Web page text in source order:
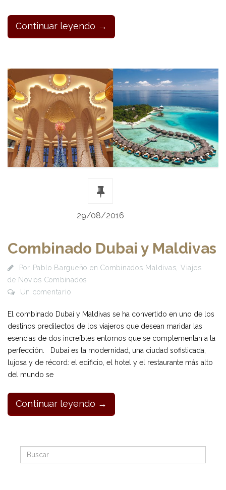
Continuar leyendo →
29/08/2016
Combinado Dubai y Maldivas
Por Pablo Bargueño en Combinados Maldivas, Viajes
de Novios Combinados
Un comentario
El combinado Dubai y Maldivas se ha convertido en uno de los
destinos predilectos de los viajeros que desean maridar las
esencias de dos increíbles entornos que se complementan a la
perfección. Dubai es la modernidad, una ciudad sofisticada,
lujosa y de récord: el edificio, el hotel y el restaurante más alto
del mundo se
Continuar leyendo →